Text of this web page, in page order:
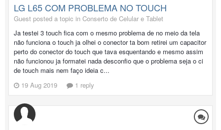
LG L65 COM PROBLEMA NO TOUCH
Guest posted a topic in Conserto de Celular e Tablet
Ja testei 3 touch fica com o mesmo problema de no meio da tela
não funciona o touch ja olhei o conector ta bom retirei um capacitor
perto do conector do touch que tava esquentando e mesmo assim
não funcionou ja formatei nada desconfio que o problema seja o ci
de touch mais nem faço ideia c...
19 Aug 2019
1 reply